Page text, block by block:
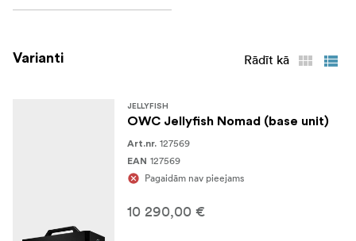
Varianti Rādīt kā
JELLYFISH
OWC Jellyfish Nomad (base unit)
Art.nr. 127569
EAN 127569
Pagaidām nav pieejams
10 290,00 €